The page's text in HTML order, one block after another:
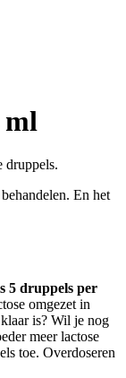
ml
druppels.
En het
5 druppels per
omgezet in
is? Wil je nog
meer lactose
toe. Overdoseren